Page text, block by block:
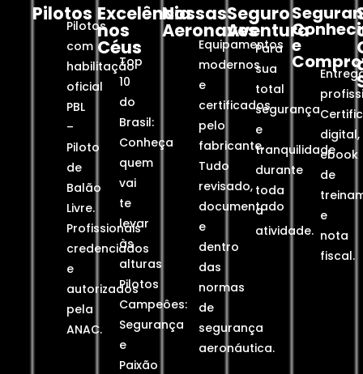
Pilotos
Pilotos
com
habilitação
oficial
PBL
–
Piloto
de
Balão
Livre.
Profissionais
credenciados
e
autorizados
pela
ANAC.
Excelência
nos
Céus
Top
10
do
Brasil:
Conheça
quem
vai
te
levar
às
alturas
Pilotos
Campeôes:
Segurança
e
Paixão
Nossas
Aeronaves
Equipamentos
modernos
e
certificados
pelo
fabricante.
Tudo
revisado,
documentado
e
dentro
das
normas
de
segurança
aeronáutica.
Seguro
Aventura
Para
sua
total
segurança
e
tranquilidade
durante
toda
a
atividade.
e
digital,
ebook
de
e
nota
fiscal.